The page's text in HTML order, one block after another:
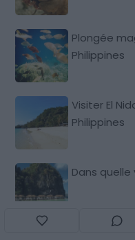
Plongée
Philippines
Visiter El
Philippines
Dans quelle